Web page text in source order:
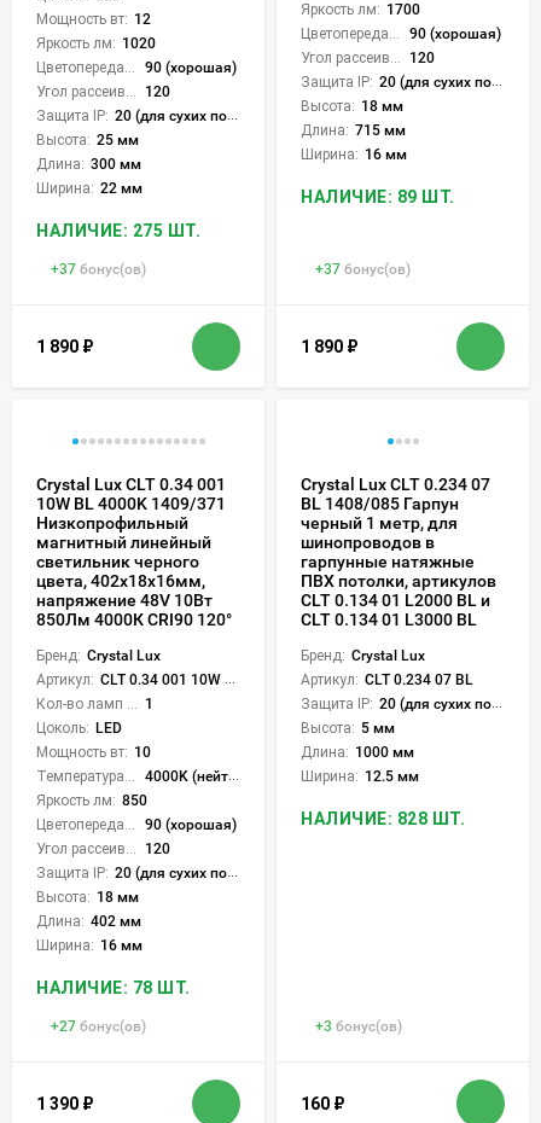
Мощность вт: 12
Яркость лм: 1020
Цветопередача (CRI):
90 (хорошая)
Угол рассеивания света °:
120
Защита IP: 20 (для сухих пом.)
Высота: 25 мм
Длина: 300 мм
Ширина: 22 мм
НАЛИЧИЕ: 275 ШТ.
+37 бонус(ов)
1 890 ₽
Яркость лм: 1700
Цветопередача (CRI):
90 (хорошая)
Угол рассеивания света °:
120
Защита IP: 20 (для сухих пом.)
Высота: 18 мм
Длина: 715 мм
Ширина: 16 мм
НАЛИЧИЕ: 89 ШТ.
+37 бонус(ов)
1 890 ₽
Crystal Lux CLT 0.34 001
10W BL 4000K 1409/371
Низкопрофильный
магнитный линейный
светильник черного
цвета, 402x18x16мм,
напряжение 48V 10Вт
850Лм 4000К CRI90 120°
Бренд: Crystal Lux
Артикул: CLT 0.34 001 10W BL 4000K
Кол-во ламп или LED: 1
Цоколь: LED
Мощность вт: 10
Температура света:
4000K (нейтральный)
Яркость лм: 850
Цветопередача (CRI):
90 (хорошая)
Угол рассеивания света °:
120
Защита IP: 20 (для сухих пом.)
Высота: 18 мм
Длина: 402 мм
Ширина: 16 мм
НАЛИЧИЕ: 78 ШТ.
+27 бонус(ов)
1 390 ₽
Crystal Lux CLT 0.234 07
BL 1408/085 Гарпун
черный 1 метр, для
шинопроводов в
гарпунные натяжные
ПВХ потолки, артикулов
CLT 0.134 01 L2000 BL и
CLT 0.134 01 L3000 BL
Бренд: Crystal Lux
Артикул: CLT 0.234 07 BL
Защита IP: 20 (для сухих пом.)
Высота: 5 мм
Длина: 1000 мм
Ширина: 12.5 мм
НАЛИЧИЕ: 828 ШТ.
+3 бонус(ов)
160 ₽